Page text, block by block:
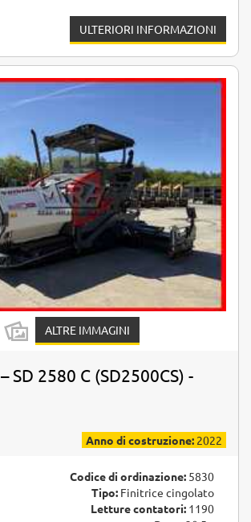
ULTERIORI INFORMAZIONI
ALTRE IMMAGINI
– SD 2580 C (SD2500CS) -
Anno di costruzione: 2022
Codice di ordinazione: 5830
Tipo: Finitrice cingolato
Letture contatori: 1190